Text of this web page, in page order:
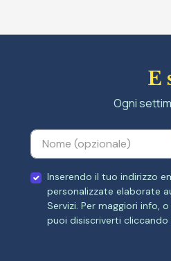
E
Ogni
Inserendo il tuo indirizzo
personalizzate elaborate
Servizi. Per maggiori info,
puoi disiscriverti